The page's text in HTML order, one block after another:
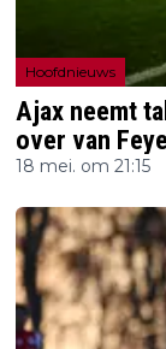
Hoofdnieuws
Ajax neemt
over van
18 mei. om 21:15